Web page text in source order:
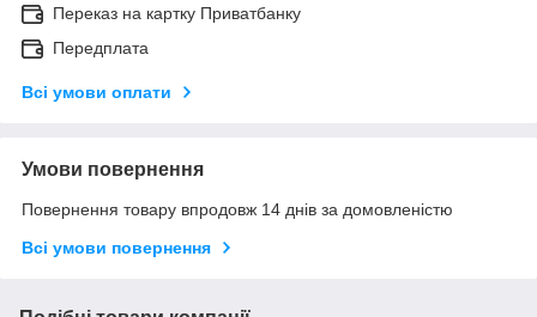
Переказ на картку Приватбанку
Передплата
Всі умови оплати
Умови повернення
Повернення товару впродовж 14 днів за домовленістю
Всі умови повернення